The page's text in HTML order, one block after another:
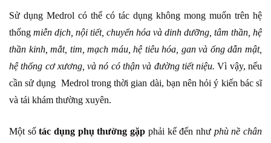
Sử dụng Medrol có thể có tác dụng không mong muốn trên hệ
thống miễn dịch, nội tiết, chuyển hóa và dinh dưỡng, tâm thần, hệ
thần kinh, mắt, tim, mạch máu, hệ tiêu hóa, gan và ống dẫn mật,
hệ thống cơ xương, và nó có thận và đường tiết niệu. Vì vậy, nếu
cần sử dụng Medrol trong thời gian dài, bạn nên hỏi ý kiến ​​bác sĩ
và tái khám thường xuyên.
Một sốtác dụng phụ thường gặp phải kể đến như phù nề chân